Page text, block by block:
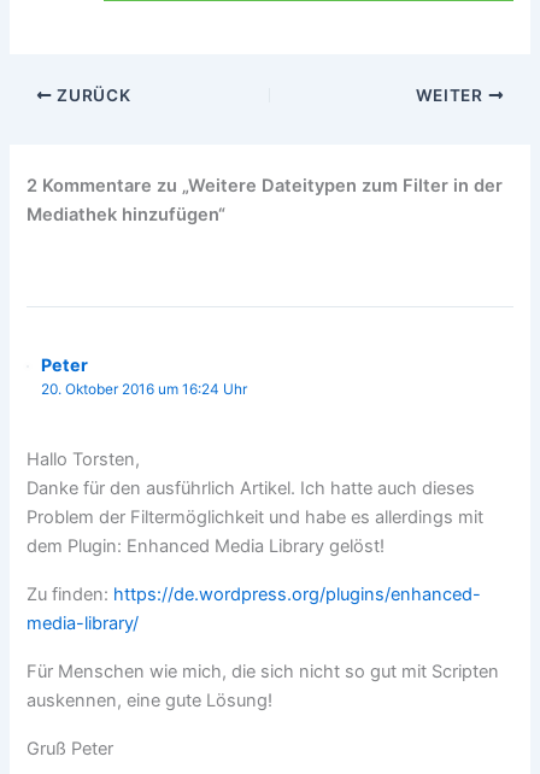
ZURÜCK WEITER
2 Kommentare zu „Weitere Dateitypen zum Filter in der
Mediathek hinzufügen“
Peter
20. Oktober 2016 um 16:24 Uhr
Hallo Torsten,
Danke für den ausführlich Artikel. Ich hatte auch dieses
Problem der Filtermöglichkeit und habe es allerdings mit
dem Plugin: Enhanced Media Library gelöst!
Zu finden: https://de.wordpress.org/plugins/enhanced-
media-library/
Für Menschen wie mich, die sich nicht so gut mit Scripten
auskennen, eine gute Lösung!
Gruß Peter